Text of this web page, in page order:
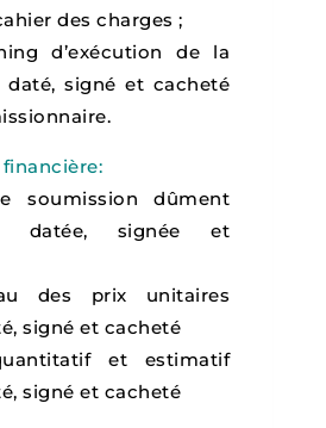
des charges ;
d’exécution de la
daté, signé et cacheté
soumission dûment
datée, signée et
des prix unitaires
signé et cacheté
et estimatif
signé et cacheté